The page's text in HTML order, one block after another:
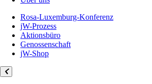
Rosa-Luxemburg-Konferenz
jW-Prozess
Aktionsbüro
Genossenschaft
jW-Shop